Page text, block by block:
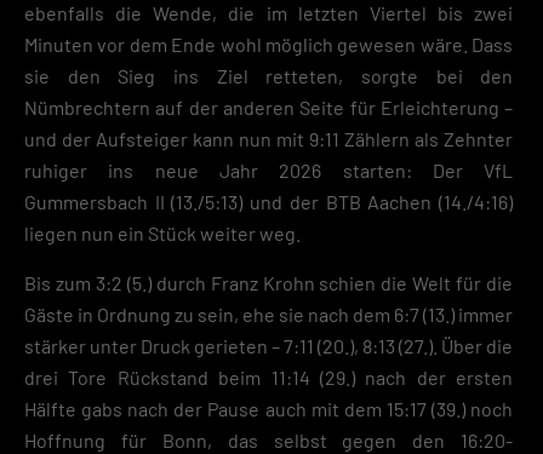
ebenfalls die Wende, die im letzten Viertel bis zwei
Minuten vor dem Ende wohl möglich gewesen wäre. Dass
sie den Sieg ins Ziel retteten, sorgte bei den
Nümbrechtern auf der anderen Seite für Erleichterung –
und der Aufsteiger kann nun mit 9:11 Zählern als Zehnter
ruhiger ins neue Jahr 2026 starten: Der VfL
Gummersbach II (13./5:13) und der BTB Aachen (14./4:16)
liegen nun ein Stück weiter weg.
Bis zum 3:2 (5.) durch Franz Krohn schien die Welt für die
Gäste in Ordnung zu sein, ehe sie nach dem 6:7 (13.) immer
stärker unter Druck gerieten – 7:11 (20.), 8:13 (27.). Über die
drei Tore Rückstand beim 11:14 (29.) nach der ersten
Hälfte gabs nach der Pause auch mit dem 15:17 (39.) noch
Hoffnung für Bonn, das selbst gegen den 16:20-